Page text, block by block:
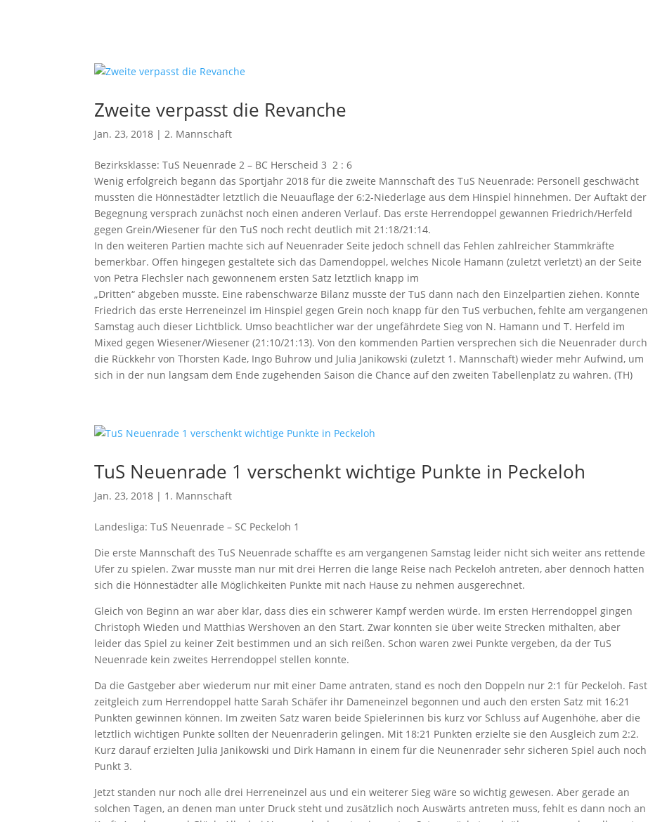
Zweite verpasst die Revanche
Jan. 23, 2018 |2. Mannschaft
Bezirksklasse: TuS Neuenrade 2 – BC Herscheid 3 2 : 6
Wenig erfolgreich begann das Sportjahr 2018 für die zweite Mannschaft des TuS Neuenrade: Personell geschwächt
mussten die Hönnestädter letztlich die Neuauflage der 6:2-Niederlage aus dem Hinspiel hinnehmen. Der Auftakt der
Begegnung versprach zunächst noch einen anderen Verlauf. Das erste Herrendoppel gewannen Friedrich/Herfeld
gegen Grein/Wiesener für den TuS noch recht deutlich mit 21:18/21:14.
In den weiteren Partien machte sich auf Neuenrader Seite jedoch schnell das Fehlen zahlreicher Stammkräfte
bemerkbar. Offen hingegen gestaltete sich das Damendoppel, welches Nicole Hamann (zuletzt verletzt) an der Seite
von Petra Flechsler nach gewonnenem ersten Satz letztlich knapp im
„Dritten“ abgeben musste. Eine rabenschwarze Bilanz musste der TuS dann nach den Einzelpartien ziehen. Konnte
Friedrich das erste Herreneinzel im Hinspiel gegen Grein noch knapp für den TuS verbuchen, fehlte am vergangenen
Samstag auch dieser Lichtblick. Umso beachtlicher war der ungefährdete Sieg von N. Hamann und T. Herfeld im
Mixed gegen Wiesener/Wiesener (21:10/21:13). Von den kommenden Partien versprechen sich die Neuenrader durch
die Rückkehr von Thorsten Kade, Ingo Buhrow und Julia Janikowski (zuletzt 1. Mannschaft) wieder mehr Aufwind, um
sich in der nun langsam dem Ende zugehenden Saison die Chance auf den zweiten Tabellenplatz zu wahren. (TH)
TuS Neuenrade 1 verschenkt wichtige Punkte in Peckeloh
Jan. 23, 2018 | 1. Mannschaft
Landesliga: TuS Neuenrade – SC Peckeloh 1
Die erste Mannschaft des TuS Neuenrade schaffte es am vergangenen Samstag leider nicht sich weiter ans rettende
Ufer zu spielen. Zwar musste man nur mit drei Herren die lange Reise nach Peckeloh antreten, aber dennoch hatten
sich die Hönnestädter alle Möglichkeiten Punkte mit nach Hause zu nehmen ausgerechnet.
Gleich von Beginn an war aber klar, dass dies ein schwerer Kampf werden würde. Im ersten Herrendoppel gingen
Christoph Wieden und Matthias Wershoven an den Start. Zwar konnten sie über weite Strecken mithalten, aber
leider das Spiel zu keiner Zeit bestimmen und an sich reißen. Schon waren zwei Punkte vergeben, da der TuS
Neuenrade kein zweites Herrendoppel stellen konnte.
Da die Gastgeber aber wiederum nur mit einer Dame antraten, stand es noch den Doppeln nur 2:1 für Peckeloh. Fast
zeitgleich zum Herrendoppel hatte Sarah Schäfer ihr Dameneinzel begonnen und auch den ersten Satz mit 16:21
Punkten gewinnen können. Im zweiten Satz waren beide Spielerinnen bis kurz vor Schluss auf Augenhöhe, aber die
letztlich wichtigen Punkte sollten der Neuenraderin gelingen. Mit 18:21 Punkten erzielte sie den Ausgleich zum 2:2.
Kurz darauf erzielten Julia Janikowski und Dirk Hamann in einem für die Neunenrader sehr sicheren Spiel auch noch
Punkt 3.
Jetzt standen nur noch alle drei Herreneinzel aus und ein weiterer Sieg wäre so wichtig gewesen. Aber gerade an
solchen Tagen, an denen man unter Druck steht und zusätzlich noch Auswärts antreten muss, fehlt es dann noch an